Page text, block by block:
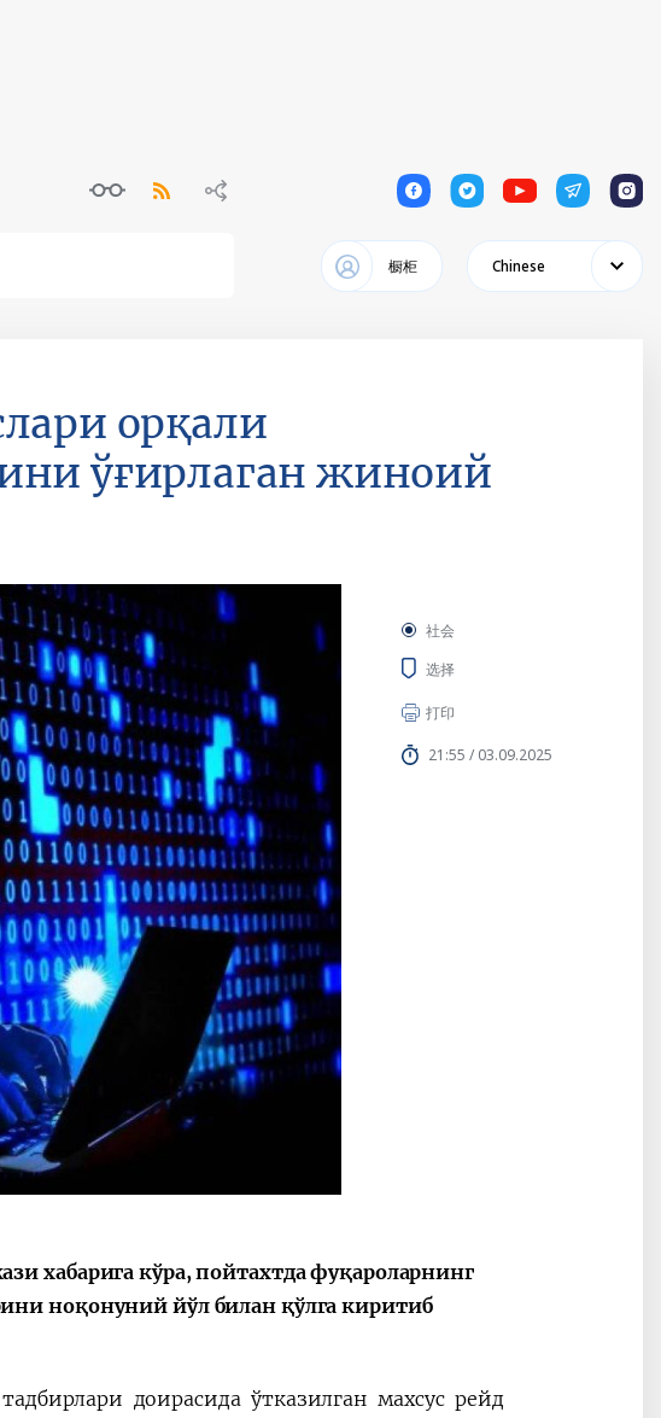
1 1 1 1 1
橱柜 Chinese
орқали
ўғирлаган жиноий
社会
选择
打印
21:55 / 03.09.2025
хабарига кўра, пойтахтда фуқароларнинг
ноқонуний йўл билан қўлга киритиб
доирасида ўтказилган махсус рейд